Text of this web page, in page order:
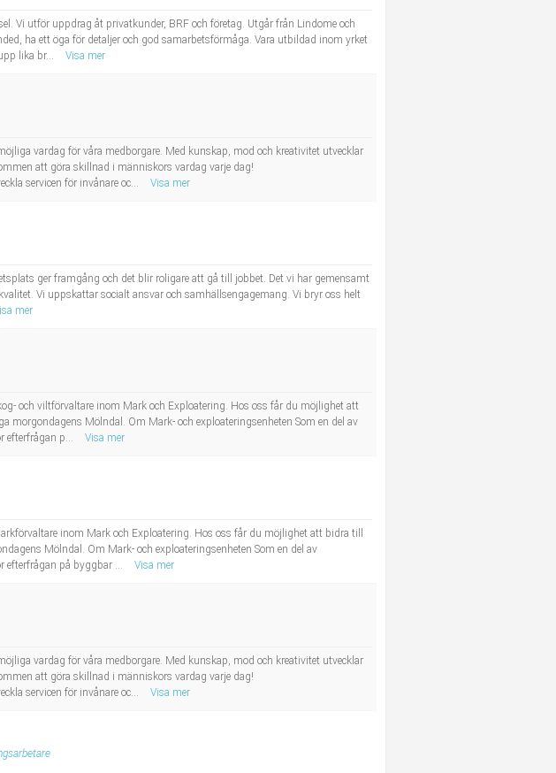
Vi utför uppdrag åt privatkunder, BRF och företag. Utgår från Lindome och
ha ett öga för detaljer och god samarbetsförmåga. Vara utbildad inom yrket
lika br...
Visa mer
vardag för våra medborgare. Med kunskap, mod och kreativitet utvecklar
att göra skillnad i människors vardag varje dag!
servicen för invånare oc...
Visa mer
ger framgång och det blir roligare att gå till jobbet. Det vi har gemensamt
Vi uppskattar socialt ansvar och samhällsengagemang. Vi bryr oss helt
mer
och viltförvaltare inom Mark och Exploatering. Hos oss får du möjlighet att
Mölndal. Om Mark- och exploateringsenheten Som en del av
efterfrågan p...
Visa mer
inom Mark och Exploatering. Hos oss får du möjlighet att bidra till
Mölndal. Om Mark- och exploateringsenheten Som en del av
efterfrågan på byggbar ...
Visa mer
vardag för våra medborgare. Med kunskap, mod och kreativitet utvecklar
att göra skillnad i människors vardag varje dag!
servicen för invånare oc...
Visa mer